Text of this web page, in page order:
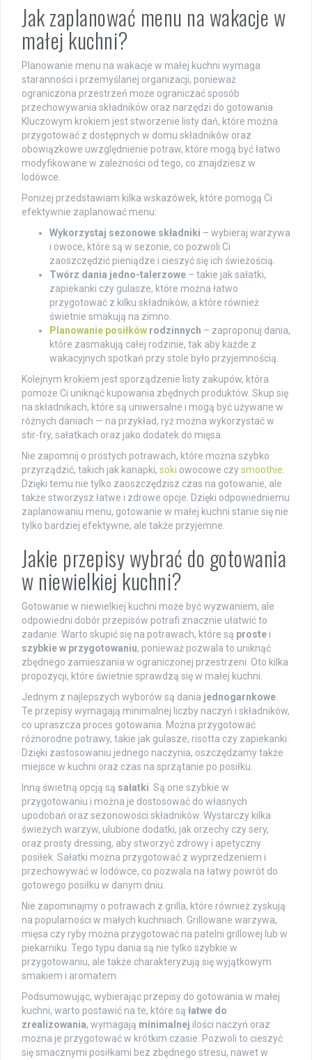
Jak zaplanować menu na wakacje w
małej kuchni?
Planowanie menu na wakacje w małej kuchni wymaga
staranności i przemyślanej organizacji, ponieważ
ograniczona przestrzeń może ograniczać sposób
przechowywania składników oraz narzędzi do gotowania.
Kluczowym krokiem jest stworzenie listy dań, które można
przygotować z dostępnych w domu składników oraz
obowiązkowe uwzględnienie potraw, które mogą być łatwo
modyfikowane w zależności od tego, co znajdziesz w
lodówce.
Poniżej przedstawiam kilka wskazówek, które pomogą Ci
efektywnie zaplanować menu:
Wykorzystaj sezonowe składniki – wybieraj warzywa
i owoce, które są w sezonie, co pozwoli Ci
zaoszczędzić pieniądze i cieszyć się ich świeżością.
Twórz dania jedno-talerzowe – takie jak sałatki,
zapiekanki czy gulasze, które można łatwo
przygotować z kilku składników, a które również
świetnie smakują na zimno.
Planowanie posiłków rodzinnych – zaproponuj dania,
które zasmakują całej rodzinie, tak aby każde z
wakacyjnych spotkań przy stole było przyjemnością.
Kolejnym krokiem jest sporządzenie listy zakupów, która
pomoże Ci uniknąć kupowania zbędnych produktów. Skup się
na składnikach, które są uniwersalne i mogą być używane w
różnych daniach — na przykład, ryż można wykorzystać w
stir-fry, sałatkach oraz jako dodatek do mięsa.
Nie zapomnij o prostych potrawach, które można szybko
przyrządzić, takich jak kanapki, soki owocowe czysmoothie
Dzięki temu nie tylko zaoszczędzisz czas na gotowanie, ale
także stworzysz łatwe i zdrowe opcje. Dzięki odpowiedniemu
zaplanowaniu menu, gotowanie w małej kuchni stanie się nie
tylko bardziej efektywne, ale także przyjemne.
Jakie przepisy wybrać do gotowania
w niewielkiej kuchni?
Gotowanie w niewielkiej kuchni może być wyzwaniem, ale
odpowiedni dobór przepisów potrafi znacznie ułatwić to
zadanie. Warto skupić się na potrawach, które są proste i
szybkie w przygotowaniu, ponieważ pozwala to uniknąć
zbędnego zamieszania w ograniczonej przestrzeni. Oto kilka
propozycji, które świetnie sprawdzą się w małej kuchni.
Jednym z najlepszych wyborów są dania jednogarnkowe
Te przepisy wymagają minimalnej liczby naczyń i składników,
co upraszcza proces gotowania. Można przygotować
różnorodne potrawy, takie jak gulasze, risotta czy zapiekanki.
Dzięki zastosowaniu jednego naczynia, oszczędzamy także
miejsce w kuchni oraz czas na sprzątanie po posiłku.
Inną świetną opcją są sałatki . Są one szybkie w
przygotowaniu i można je dostosować do własnych
upodobań oraz sezonowości składników. Wystarczy kilka
świeżych warzyw, ulubione dodatki, jak orzechy czy sery,
oraz prosty dressing, aby stworzyć zdrowy i apetyczny
posiłek. Sałatki można przygotować z wyprzedzeniem i
przechowywać w lodówce, co pozwala na łatwy powrót do
gotowego posiłku w danym dniu.
Nie zapominajmy o potrawach z grilla, które również zyskują
na popularności w małych kuchniach. Grillowane warzywa,
mięsa czy ryby można przygotować na patelni grillowej lub w
piekarniku. Tego typu dania są nie tylko szybkie w
przygotowaniu, ale także charakteryzują się wyjątkowym
smakiem i aromatem.
Podsumowując, wybierając przepisy do gotowania w małej
kuchni, warto postawić na te, które są łatwe do
zrealizowania, wymagają minimalnej ilości naczyń oraz
można je przygotować w krótkim czasie. Pozwoli to cieszyć
się smacznymi posiłkami bez zbędnego stresu, nawet w